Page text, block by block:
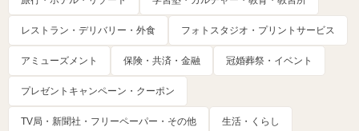
レストラン・デリバリー・外食 フォトスタジオ・プリントサービス
アミューズメント 保険・共済・金融 冠婚葬祭・イベント
プレゼントキャンペーン・クーポン
TV局・新聞社・フリーペーパー・その他 生活・くらし